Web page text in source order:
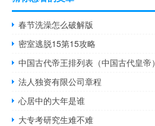
春节洗澡怎么破解版
密室逃脱15第15攻略
中国古代帝王排列表（中国古代皇帝）
法人独资有限公司章程
心居中的大年是谁
大专考研究生难不难